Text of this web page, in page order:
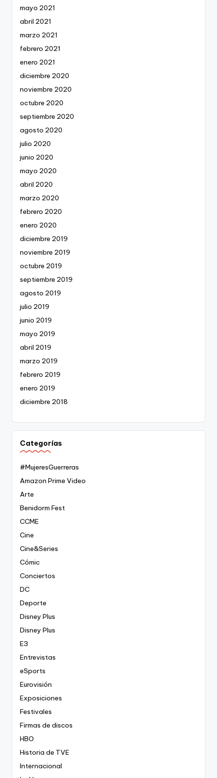
mayo 2021
abril 2021
marzo 2021
febrero 2021
enero 2021
diciembre 2020
noviembre 2020
octubre 2020
septiembre 2020
agosto 2020
julio 2020
junio 2020
mayo 2020
abril 2020
marzo 2020
febrero 2020
enero 2020
diciembre 2019
noviembre 2019
octubre 2019
septiembre 2019
agosto 2019
julio 2019
junio 2019
mayo 2019
abril 2019
marzo 2019
febrero 2019
enero 2019
diciembre 2018
Categorías
#MujeresGuerreras
Amazon Prime Video
Arte
Benidorm Fest
CCME
Cine
Cine&Series
Cómic
Conciertos
DC
Deporte
Disney Plus
Disney Plus
E3
Entrevistas
eSports
Eurovisión
Exposiciones
Festivales
Firmas de discos
HBO
Historia de TVE
Internacional